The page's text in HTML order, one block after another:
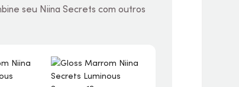
seu Niina Secrets com outros